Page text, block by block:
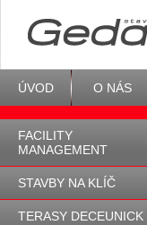
ÚVOD O NÁS
FACILITY
MANAGEMENT
STAVBY NA KLÍČ
TERASY DECEUNICK